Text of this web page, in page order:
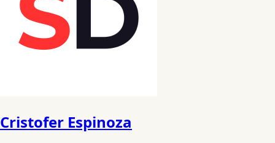
Cristofer Espinoza